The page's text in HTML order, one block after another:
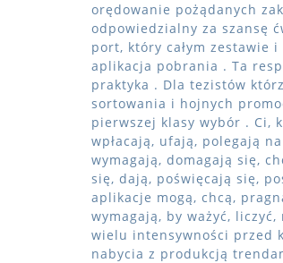
orędowanie pożądanych
odpowiedzialny za szansę
port, który całym zestawie
aplikacja pobrania . Ta
praktyka . Dla tezistów
sortowania i hojnych
pierwszej klasy wybór . Ci,
wpłacają, ufają, polegają
wymagają, domagają się,
się, dają, poświęcają się,
aplikacje mogą, chcą,
wymagają, by ważyć,
wielu intensywności przed
nabycia z produkcją